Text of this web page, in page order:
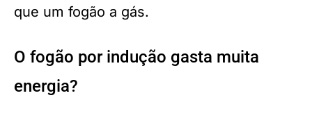
que um fogão a gás.
O fogão por indução gasta muita
energia?